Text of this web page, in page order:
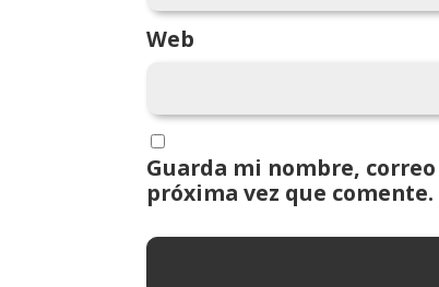
Web
Guarda mi nombre,
próxima vez que comente.